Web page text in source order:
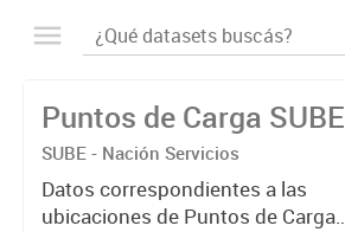
Puntos de Carga SUBE
SUBE - Nación Servicios
Datos correspondientes a las
ubicaciones de Puntos de Carga